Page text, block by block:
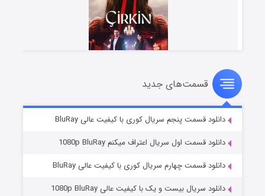
سریال زشت
قسمت۲ (زیرنویس) منتشر شد
قسمت‌های جدید
دانلود قسمت پنجم سریال کوری با کیفیت عالی BluRay
دانلود قسمت اول سریال اعتراف میکنم 1080p BluRay
دانلود قسمت چهارم سریال کوری با کیفیت عالی BluRay
دانلود سریال بیست و یک با کیفیت عالی 1080p BluRay